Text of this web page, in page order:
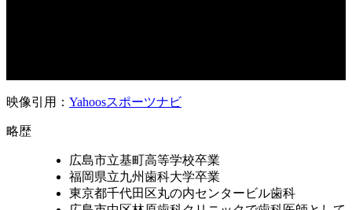
映像引用： Yahoosスポーツナビ
略歴
広島市立基町高等学校卒業
福岡県立九州歯科大学卒業
東京都千代田区丸の内センタービル歯科